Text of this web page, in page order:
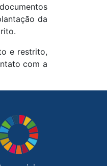
da
e restrito,
com a